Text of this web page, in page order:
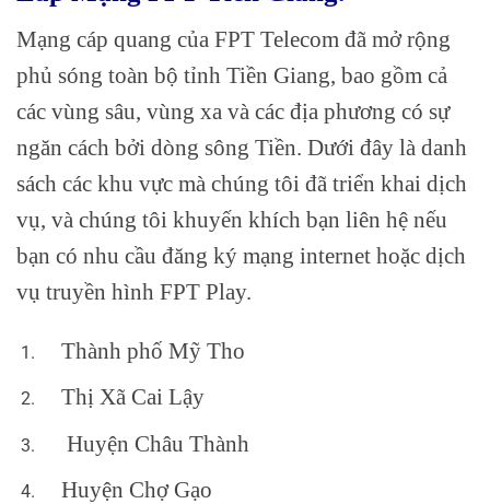
Mạng cáp quang của FPT Telecom đã mở rộng
phủ sóng toàn bộ tỉnh Tiền Giang, bao gồm cả
các vùng sâu, vùng xa và các địa phương có sự
ngăn cách bởi dòng sông Tiền. Dưới đây là danh
sách các khu vực mà chúng tôi đã triển khai dịch
vụ, và chúng tôi khuyến khích bạn liên hệ nếu
bạn có nhu cầu đăng ký mạng internet hoặc dịch
vụ truyền hình FPT Play.
Thành phố Mỹ Tho
Thị Xã Cai Lậy
Huyện Châu Thành
Huyện Chợ Gạo